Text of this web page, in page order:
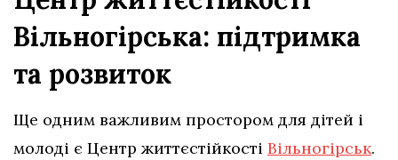
Вільногірська: підтримка
та розвиток
Ще одним важливим простором для дітей і
молоді є Центр життєстійкості Вільногірськ.